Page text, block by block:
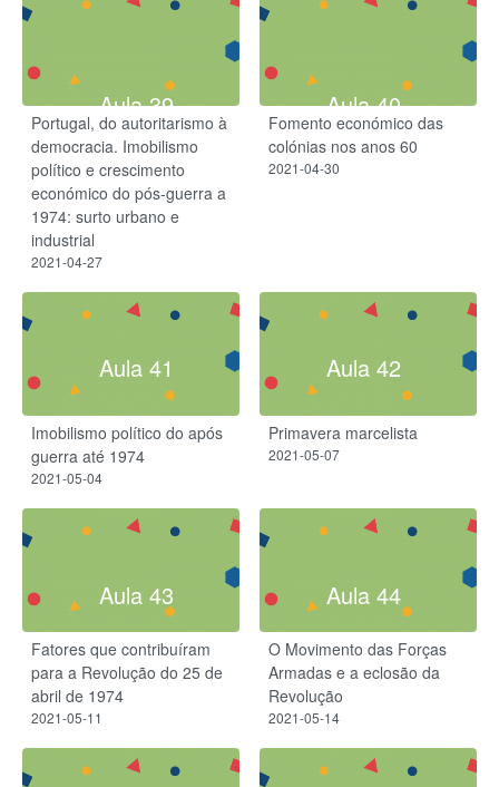
Aula 39
Portugal, do autoritarismo à
democracia. Imobilismo
político e crescimento
económico do pós-guerra a
1974: surto urbano e
industrial
2021-04-27
Aula 40
Fomento económico das
colónias nos anos 60
2021-04-30
Aula 41
Imobilismo político do após
guerra até 1974
2021-05-04
Aula 42
Primavera marcelista
2021-05-07
Aula 43
Fatores que contribuíram
para a Revolução do 25 de
abril de 1974
2021-05-11
Aula 44
O Movimento das Forças
Armadas e a eclosão da
Revolução
2021-05-14